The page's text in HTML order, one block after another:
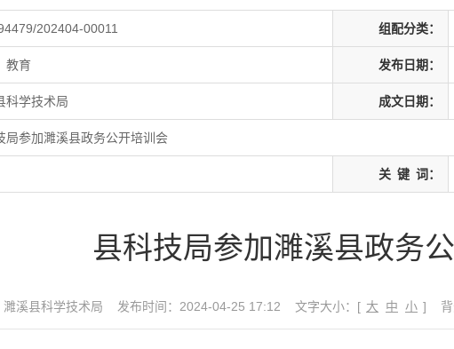
202404-00011 组配分类：
教育 发布日期：
科学技术局 成文日期：
局参加濉溪县政务公开培训会
关 键 词：
县科技局参加濉溪县政务
濉溪县科学技术局 发布时间：2024-04-25 17:12 文字大小：[ 大 中 小 ]